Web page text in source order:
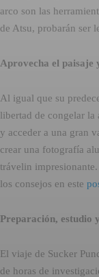
arco son las
de Atsu, probarán ser
Aprovecha el paisaje
Al igual que su
libertad de congelar la
y acceder a una gran
crear una fotografía
trávelin
los consejos en este
Preparación, estudio
El viaje de Sucker
de horas de